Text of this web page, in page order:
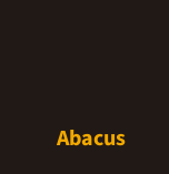
Abacus